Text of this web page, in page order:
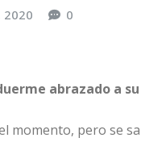
2020 0
abrazado a
momento, pero se